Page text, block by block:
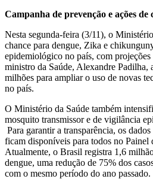
Campanha de prevenção e ações de
Nesta segunda-feira (3/11), o
chance para dengue, Zika e
epidemiológico no país, com
ministro da Saúde, Alexandre Padilha,
milhões para ampliar o uso de novas
no país.
O Ministério da Saúde também
mosquito transmissor e de vigilância
Para garantir a transparência, os
ficam disponíveis para todos no Painel
Atualmente, o Brasil registra 1,6
dengue, uma redução de 75% dos
com o mesmo período do ano passado.